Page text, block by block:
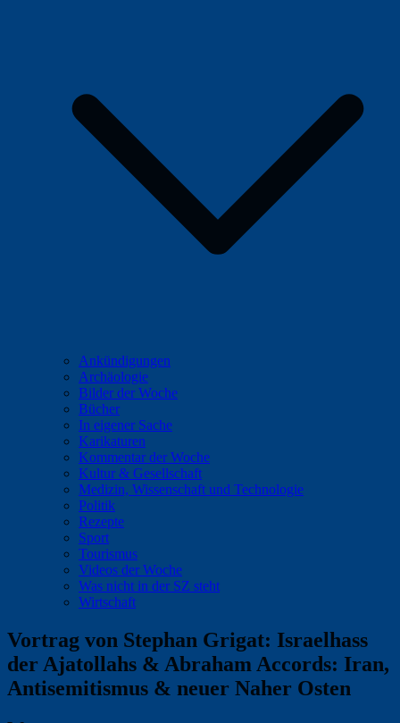
Ankündigungen
Archäologie
Bilder der Woche
Bücher
In eigener Sache
Karikaturen
Kommentar der Woche
Kultur & Gesellschaft
Medizin, Wissenschaft und Technologie
Politik
Rezepte
Sport
Tourismus
Videos der Woche
Was nicht in der SZ steht
Wirtschaft
Vortrag von Stephan Grigat: Israelhass
der Ajatollahs & Abraham Accords: Iran,
Antisemitismus & neuer Naher Osten